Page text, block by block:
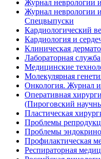
Журнал неврологии
Журнал неврологии
Спецвыпуски
Кардиологический
Кардиология и
Клиническая
Лабораторная служба
Медицинские
Молекулярная
Онкология. Журнал
Оперативная
(Пироговский
Пластическая
Проблемы
Проблемы
Профилактическая
Респираторная